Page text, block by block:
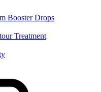
Booster Drops
Treatment